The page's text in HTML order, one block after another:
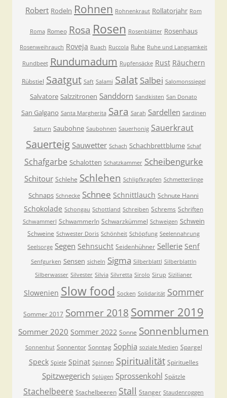
Robert Rodeln Rohnen Rohnenkraut Rollatorjahr Rom
Roma Romeo Rosa Rosen Rosenblätter Rosenhaus
Rosenweihrauch Roveja Ruach Ruccola Ruhe Ruhe und Langsamkeit
Rundbeet Rundumadum Rupfensäcke Rust Räuchern
Rübstiel Saatgut Saft Salami Salat Salbei Salomonssiegel
Salvatore Salzzitronen Sanddorn Sandkisten San Donato
San Galgano Santa Margherita Sara Sarah Sardellen Sardinen
Saturn Saubohne Saubohnen Sauerhonig Sauerkraut
Sauerteig Sauwetter Schach Schachbrettblume Schaf
Schafgarbe Schalotten Schatzkammer Scheibengurke
Schitour Schlehe Schlehen Schlipfkrapfen Schmetterlinge
Schnaps Schnecke Schnee Schnittlauch Schnute Hanni
Schokolade Schongau Schottland Schreiben Schrems Schriften
Schwammerl Schwammerln Schwarzkümmel Schweigen Schwein
Schweine Schwester Doris Schönheit Schöpfung Seelennahrung
Seelsorge Segen Sehnsucht Seidenhühner Sellerie Senf
Senfgurken Sensen sicheln Sigma Silberblattl Silberblattln
Silberwasser Silvester Silvia Silvretta Sirolo Sirup Sizilianer
Slowenien Slow food Socken Solidarität Sommer
Sommer 2017 Sommer 2018 Sommer 2019
Sommer 2020 Sommer 2022 Sonne Sonnenblumen
Sonnenhut Sonnentor Sonntag Sophia soziale Medien Spargel
Speck Spiele Spinat Spinnen Spiritualität Spirituelles
Spitzwegerich Splügen Sprossenkohl Spätzle
Stachelbeere Stachelbeeren Stall Stanger Staudenroggen